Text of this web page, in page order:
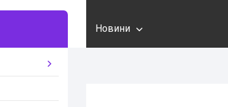
Новини